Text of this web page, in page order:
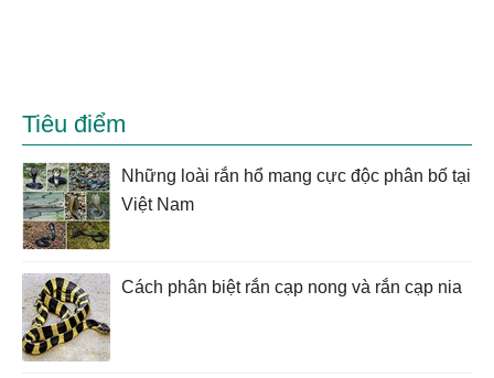
Tiêu điểm
Những loài rắn hổ mang cực độc phân bố tại
Việt Nam
Cách phân biệt rắn cạp nong và rắn cạp nia